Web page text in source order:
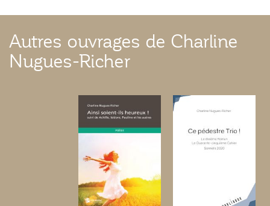
Autres ouvrages de Charline
Nugues-Richer